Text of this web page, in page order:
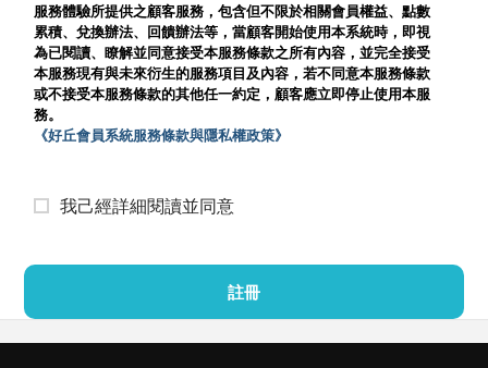
服務體驗所提供之顧客服務，包含但不限於相關會員權益、點數
累積、兌換辦法、回饋辦法等，當顧客開始使用本系統時，即視
為已閱讀、瞭解並同意接受本服務條款之所有內容，並完全接受
本服務現有與未來衍生的服務項目及內容，若不同意本服務條款
或不接受本服務條款的其他任一約定，顧客應立即停止使用本服
務。
《好丘會員系統服務條款與隱私權政策》
我己經詳細閱讀並同意
註冊